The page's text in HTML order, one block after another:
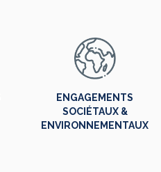
ENGAGEMENTS
SOCIÉTAUX &
ENVIRONNEMENTAUX